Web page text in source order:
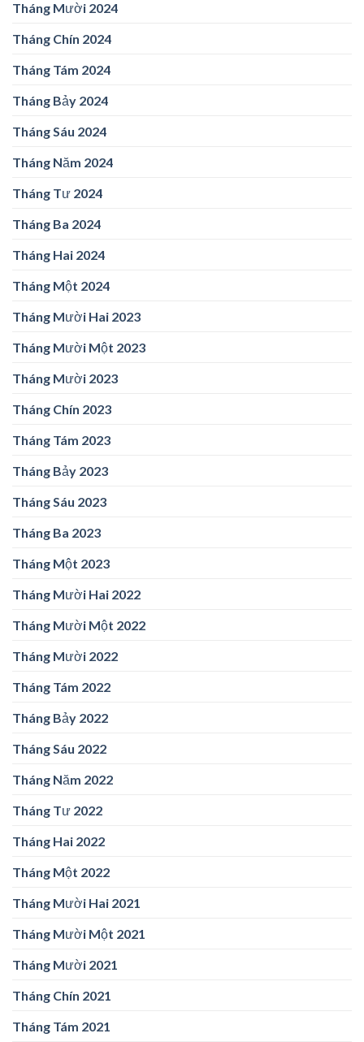
Tháng Mười 2024
Tháng Chín 2024
Tháng Tám 2024
Tháng Bảy 2024
Tháng Sáu 2024
Tháng Năm 2024
Tháng Tư 2024
Tháng Ba 2024
Tháng Hai 2024
Tháng Một 2024
Tháng Mười Hai 2023
Tháng Mười Một 2023
Tháng Mười 2023
Tháng Chín 2023
Tháng Tám 2023
Tháng Bảy 2023
Tháng Sáu 2023
Tháng Ba 2023
Tháng Một 2023
Tháng Mười Hai 2022
Tháng Mười Một 2022
Tháng Mười 2022
Tháng Tám 2022
Tháng Bảy 2022
Tháng Sáu 2022
Tháng Năm 2022
Tháng Tư 2022
Tháng Hai 2022
Tháng Một 2022
Tháng Mười Hai 2021
Tháng Mười Một 2021
Tháng Mười 2021
Tháng Chín 2021
Tháng Tám 2021